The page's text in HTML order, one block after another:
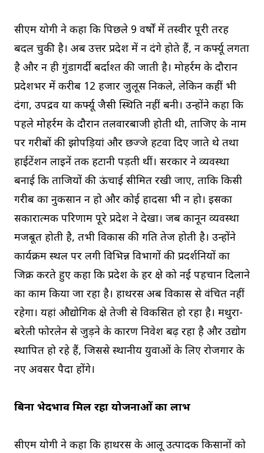
सीएम योगी ने कहा कि पिछले 9 वर्षों में तस्वीर पूरी तरह
बदल चुकी है। अब उत्तर प्रदेश में न दंगे होते हैं, न कर्फ्यू लगता
है और न ही गुंडागर्दी बर्दाश्त की जाती है। मोहर्रम के दौरान
प्रदेशभर में करीब 12 हजार जुलूस निकले, लेकिन कहीं भी
दंगा, उपद्रव या कर्फ्यू जैसी स्थिति नहीं बनी। उन्होंने कहा कि
पहले मोहर्रम के दौरान तलवारबाजी होती थी, ताजिए के नाम
पर गरीबों की झोपड़ियां और छज्जे हटवा दिए जाते थे तथा
हाईटेंशन लाइनें तक हटानी पड़ती थीं। सरकार ने व्यवस्था
बनाई कि ताजियों की ऊंचाई सीमित रखी जाए, ताकि किसी
गरीब का नुकसान न हो और कोई हादसा भी न हो। इसका
सकारात्मक परिणाम पूरे प्रदेश ने देखा। जब कानून व्यवस्था
मजबूत होती है, तभी विकास की गति तेज होती है। उन्होंने
कार्यक्रम स्थल पर लगी विभिन्न विभागों की प्रदर्शनियों का
जिक्र करते हुए कहा कि प्रदेश के हर क्षेत्र को नई पहचान दिलाने
का काम किया जा रहा है। हाथरस अब विकास से वंचित नहीं
रहेगा। यहां औद्योगिक क्षेत्र तेजी से विकसित हो रहा है। मथुरा-
बरेली फोरलेन से जुड़ने के कारण निवेश बढ़ रहा है और उद्योग
स्थापित हो रहे हैं, जिससे स्थानीय युवाओं के लिए रोजगार के
नए अवसर पैदा होंगे।
बिना भेदभाव मिल रहा योजनाओं का लाभ
सीएम योगी ने कहा कि हाथरस के आलू उत्पादक किसानों को